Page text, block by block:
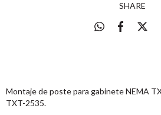
SHARE
Montaje de poste para gabinete NEMA
TXT-2535.